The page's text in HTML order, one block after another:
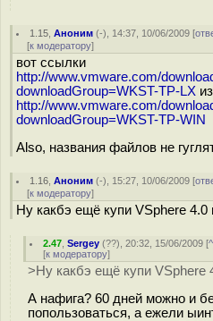
1.15 ,Аноним (-), 14:37, 10/06/2009 [
[к модератору]
вот ссылки
http://www.vmware.com/
downloadGroup=WKST-TP-LX
http://www.vmware.com/
downloadGroup=WKST-TP-WIN
Also, названия файлов не
1.16 ,Аноним (-), 15:27, 10/06/2009 [
[к модератору]
Ну какбэ ещё купи VSphere 4.0
2.47 ,Sergey (??), 20:32, 15/06/2009 [^
[к модератору]
>Ну какбэ ещё купи VSphere
А нафига? 60 дней можно и
попользоваться, а ежели